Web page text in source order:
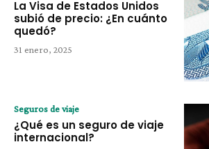
La Visa de Estados Unidos
subió de precio: ¿En cuánto
quedó?
31 enero, 2025
Seguros de viaje
¿Qué es un seguro de viaje
internacional?